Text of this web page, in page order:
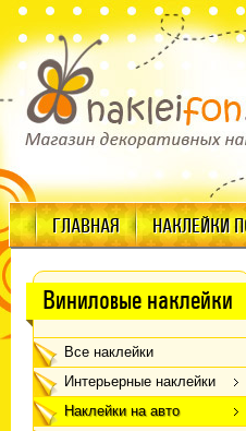
ГЛАВНАЯ НАКЛЕЙКИ
Виниловые наклейки
Все наклейки
Интерьерные наклейки
Наклейки на авто